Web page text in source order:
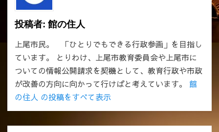
投稿者: 館の住人
上尾市民。 「ひとりでもできる行政参画」を目指し
ています。 とりわけ、上尾市教育委員会や上尾市に
ついての情報公開請求を契機として、教育行政や市政
が改善の方向に向かって行けばと考えています。 館
の住人 の投稿をすべて表示